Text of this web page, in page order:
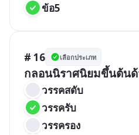
ข้อ5
# 16 เลือกประเภท
กลอนนิราศนิยมขึ้นต้น
วรรคสดับ
วรรครับ
วรรครอง